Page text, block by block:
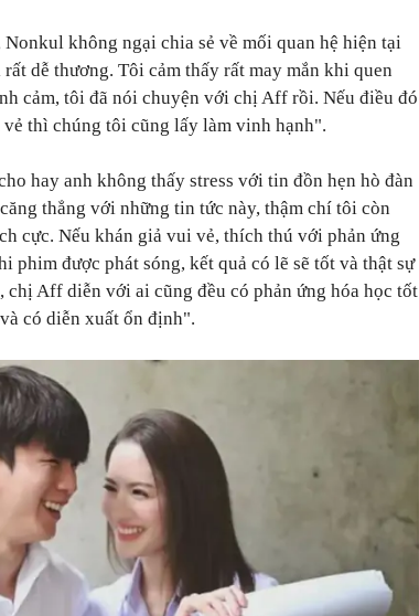
không ngại chia sẻ về mối quan hệ hiện tại
dễ thương. Tôi cảm thấy rất may mắn khi quen
cảm, tôi đã nói chuyện với chị Aff rồi. Nếu điều đó
thì chúng tôi cũng lấy làm vinh hạnh".
hay anh không thấy stress với tin đồn hẹn hò đàn
thẳng với những tin tức này, thậm chí tôi còn
cực. Nếu khán giả vui vẻ, thích thú với phản ứng
phim được phát sóng, kết quả có lẽ sẽ tốt và thật sự
Aff diễn với ai cũng đều có phản ứng hóa học tốt
có diễn xuất ổn định".